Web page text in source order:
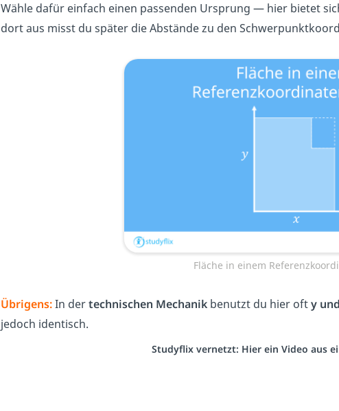
Wähle dafür einfach einen passenden Ursprung — hier bietet
dort aus misst du später die Abstände zu den
Fläche in einem
Übrigens:In dertechnischen Mechanikbenutzt du hier ofty
jedoch identisch.
Studyflix vernetzt: Hier ein Video aus